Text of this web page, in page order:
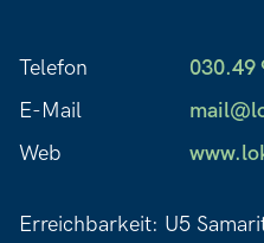
Telefon
030.49
E-Mail
Web
Erreichbarkeit: U5